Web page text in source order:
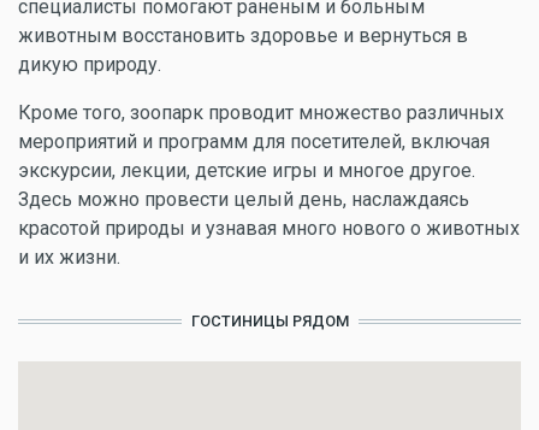
специалисты помогают раненым и больным
животным восстановить здоровье и вернуться в
дикую природу.
Кроме того, зоопарк проводит множество различных
мероприятий и программ для посетителей, включая
экскурсии, лекции, детские игры и многое другое.
Здесь можно провести целый день, наслаждаясь
красотой природы и узнавая много нового о животных
и их жизни.
ГОСТИНИЦЫ РЯДОМ